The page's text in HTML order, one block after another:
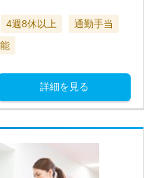
4週8休以上
通勤手当
詳細を見る